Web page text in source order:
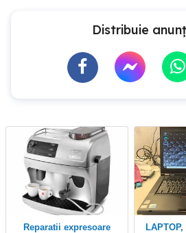
Distribuie
Reparatii expresoare LAPTOP, PC, telefoane,